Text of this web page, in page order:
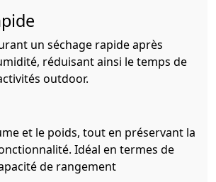
un séchage rapide après
réduisant ainsi le temps de
outdoor.
et le poids, tout en préservant la
Idéal en termes de
de rangement